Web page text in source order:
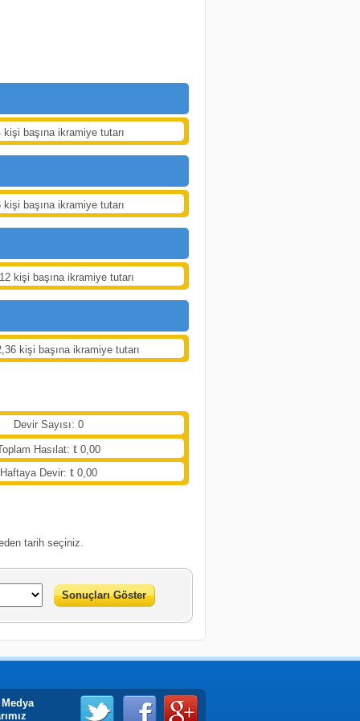
kişi başına ikramiye tutarı
kişi başına ikramiye tutarı
kişi başına ikramiye tutarı
kişi başına ikramiye tutarı
Devir Sayısı: 0
Hasılat:
0,00
Haftaya Devir:
0,00
tarih seçiniz.
Sonuçları Göster